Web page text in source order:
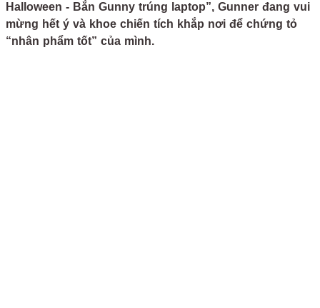
Halloween - Bắn Gunny trúng laptop”, Gunner đang vui
mừng hết ý và khoe chiến tích khắp nơi để chứng tỏ
“nhân phẩm tốt” của mình.